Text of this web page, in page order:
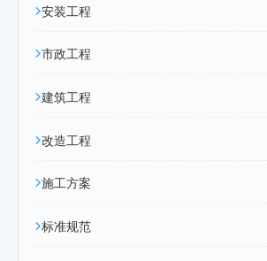
安装工程
市政工程
建筑工程
改造工程
施工方案
标准规范